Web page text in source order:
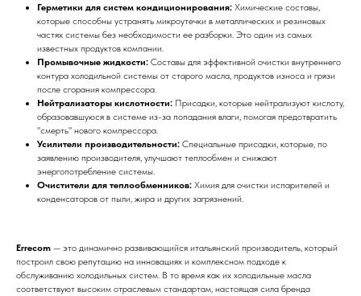
Герметики для систем кондиционирования: Химические составы,
которые способны устранять микроутечки в металлических и резиновых
частях системы без необходимости ее разборки. Это один из самых
известных продуктов компании.
Промывочные жидкости: Составы для эффективной очистки внутреннего
контура холодильной системы от старого масла, продуктов износа и грязи
после сгорания компрессора.
Нейтрализаторы кислотности: Присадки, которые нейтрализуют кислоту,
образовавшуюся в системе из-за попадания влаги, помогая предотвратить
"смерть" нового компрессора.
Усилители производительности: Специальные присадки, которые, по
заявлению производителя, улучшают теплообмен и снижают
энергопотребление системы.
Очистители для теплообменников: Химия для очистки испарителей и
конденсаторов от пыли, жира и других загрязнений.
Errecom — это динамично развивающийся итальянский производитель, который
построил свою репутацию на инновациях и комплексном подходе к
обслуживанию холодильных систем. В то время как их холодильные масла
соответствуют высоким отраслевым стандартам, настоящая сила бренда